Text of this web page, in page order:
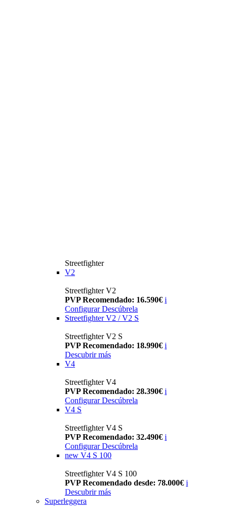
Streetfighter
V2
Streetfighter V2
PVP Recomendado: 16.590€ i
Configurar Descúbrela
Streetfighter V2 / V2 S
Streetfighter V2 S
PVP Recomendado: 18.990€ i
Descubrir más
V4
Streetfighter V4
PVP Recomendado: 28.390€ i
Configurar Descúbrela
V4 S
Streetfighter V4 S
PVP Recomendado: 32.490€ i
Configurar Descúbrela
new V4 S 100
Streetfighter V4 S 100
PVP Recomendado desde: 78.000€ i
Descubrir más
Superleggera